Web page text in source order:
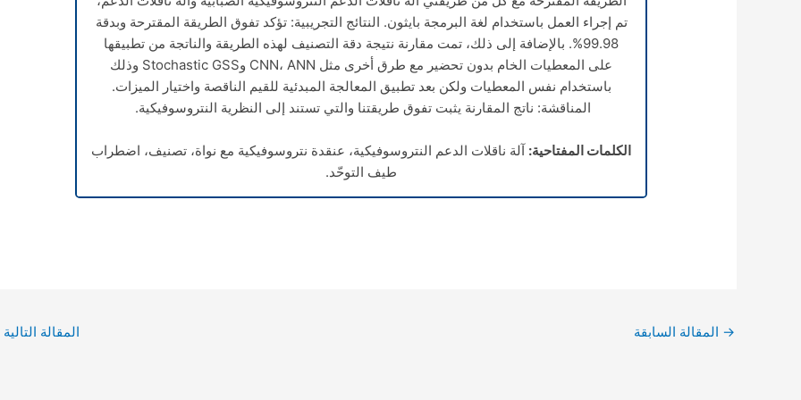
تم إجراء العمل باستخدام لغة البرمجة بايثون. النتائج التجريبية: تؤكد تفوق الطريقة المقترحة وبدقة
99.98%. بالإضافة إلى ذلك، تمت مقارنة نتيجة دقة التصنيف لهذه الطريقة والناتجة من تطبيقها
على المعطيات الخام بدون تحضير مع طرق أخرى مثل CNN، ANN وStochastic GSS وذلك
باستخدام نفس المعطيات ولكن بعد تطبيق المعالجة المبدئية للقيم الناقصة واختيار الميزات.
المناقشة: ناتج المقارنة يثبت تفوق طريقتنا والتي تستند إلى النظرية النتروسوفيكية.
الكلمات المفتاحية: آلة ناقلات الدعم النتروسوفيكية، عنقدة نتروسوفيكية مع نواة، تصنيف، اضطراب
طيف التوحّد.
→ المقالة السابقة المقالة التالية